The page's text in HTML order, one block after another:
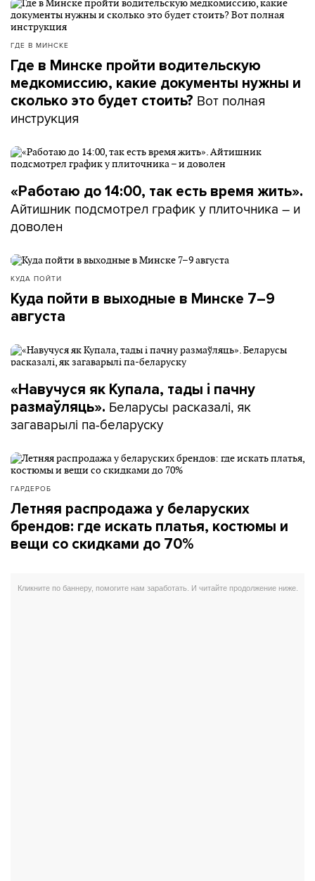
ГДЕ В МИНСКЕ
Где в Минске пройти водительскую
медкомиссию, какие документы нужны и
сколько это будет стоить? Вот полная
инструкция
«Работаю до 14:00, так есть время жить».
Айтишник подсмотрел график у плиточника – и
доволен
КУДА ПОЙТИ
Куда пойти в выходные в Минске 7–9
августа
«Навучуся як Купала, тады і пачну
размаўляць». Беларусы расказалі, як
загаварылі па-беларуску
ГАРДЕРОБ
Летняя распродажа у беларуских
брендов: где искать платья, костюмы и
вещи со скидками до 70%